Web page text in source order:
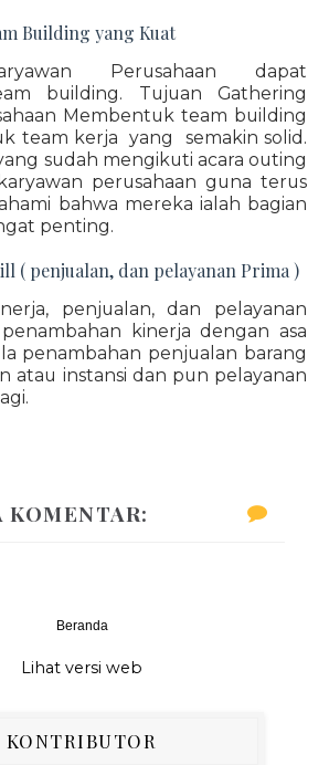
Building yang Kuat
Perusahaan dapat
building. Tujuan Gathering
Membentuk team building
team kerja yang semakin solid.
sudah mengikuti acara outing
perusahaan guna terus
bahwa mereka ialah bagian
penting.
( penjualan, dan pelayanan Prima )
penjualan, dan pelayanan
kinerja dengan asa
penambahan penjualan barang
atau instansi dan pun pelayanan
KOMENTAR:
Beranda
Lihat versi web
KONTRIBUTOR